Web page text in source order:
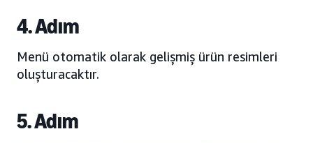
4. Adım
Menü otomatik olarak gelişmiş ürün resimleri
oluşturacaktır.
5. Adım